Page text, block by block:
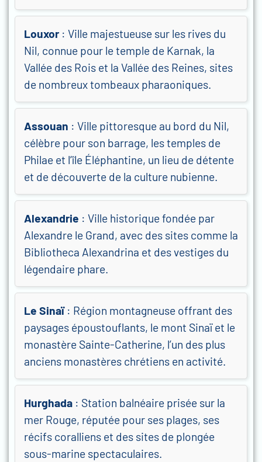
Louxor: Ville majestueuse sur les rives du
Nil, connue pour le temple de Karnak, la
Vallée des Rois et la Vallée des Reines, sites
de nombreux tombeaux pharaoniques.
Assouan : Ville pittoresque au bord du Nil,
célèbre pour son barrage, les temples de
Philae et l’île Éléphantine, un lieu de détente
et de découverte de la culture nubienne.
Alexandrie : Ville historique fondée par
Alexandre le Grand, avec des sites comme la
Bibliotheca Alexandrina et des vestiges du
légendaire phare.
Le Sinaï: Région montagneuse offrant des
paysages époustouflants, le mont Sinaï et le
monastère Sainte-Catherine, l’un des plus
anciens monastères chrétiens en activité.
Hurghada : Station balnéaire prisée sur la
mer Rouge, réputée pour ses plages, ses
récifs coralliens et des sites de plongée
sous-marine spectaculaires.